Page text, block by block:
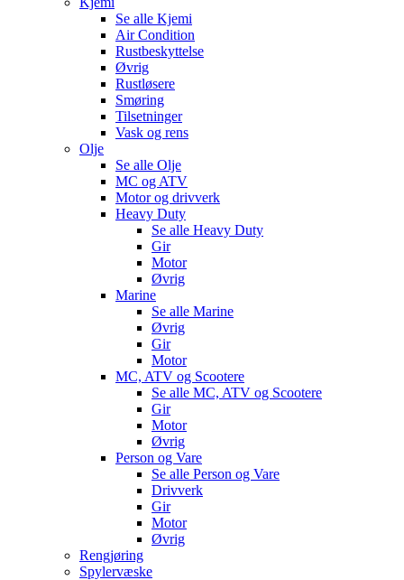
Se alle Kjemi
Air Condition
Rustbeskyttelse
Øvrig
Rustløsere
Smøring
Tilsetninger
Vask og rens
Olje
Se alle Olje
MC og ATV
Motor og drivverk
Heavy Duty
Se alle Heavy Duty
Gir
Motor
Øvrig
Marine
Se alle Marine
Øvrig
Gir
Motor
MC, ATV og Scootere
Se alle MC, ATV og Scootere
Gir
Motor
Øvrig
Person og Vare
Se alle Person og Vare
Drivverk
Gir
Motor
Øvrig
Rengjøring
Spylervæske